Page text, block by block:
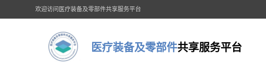
欢迎访问医疗装备及零部件共享服务平台
医疗装备及零部件共享服务平台